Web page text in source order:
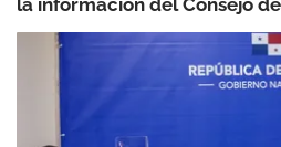
la información del Consejo